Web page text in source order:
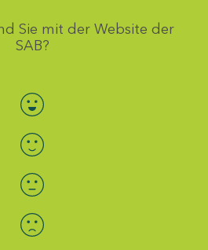
Sie mit der Website der
SAB?
Bewertung auswählen